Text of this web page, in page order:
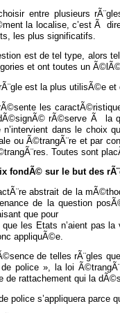
entre plusieurs
la localise, c’est Ã
les plus significatifs.
est de tel type, alors
et ont toutes un
est la plus utilisÃ©e
les
rÃ©serve Ã la
n’intervient dans le choix
ou Ã©trangÃ¨re et par
Toutes sont
fondÃ© sur le but des
abstrait de la
de la question
que pour
que les Etats n’aient pas
appliquÃ©e.
de telles rÃ¨gles
police », la loi
de rattachement qui la
police s’appliquera parce